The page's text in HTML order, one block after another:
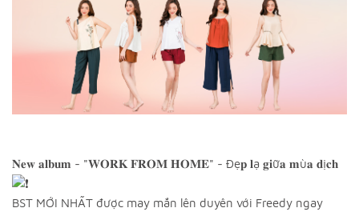
𝐍𝐞𝐰 𝐚𝐥𝐛𝐮𝐦 - "𝐖𝐎𝐑𝐊 𝐅𝐑𝐎𝐌 𝐇𝐎𝐌𝐄" - Đẹ𝐩 𝐥ạ 𝐠𝐢ữ𝐚 𝐦ù𝐚 𝐝ị𝐜𝐡
BST MỚI NHẤT được may mắn lên duyên với Freedy ngay